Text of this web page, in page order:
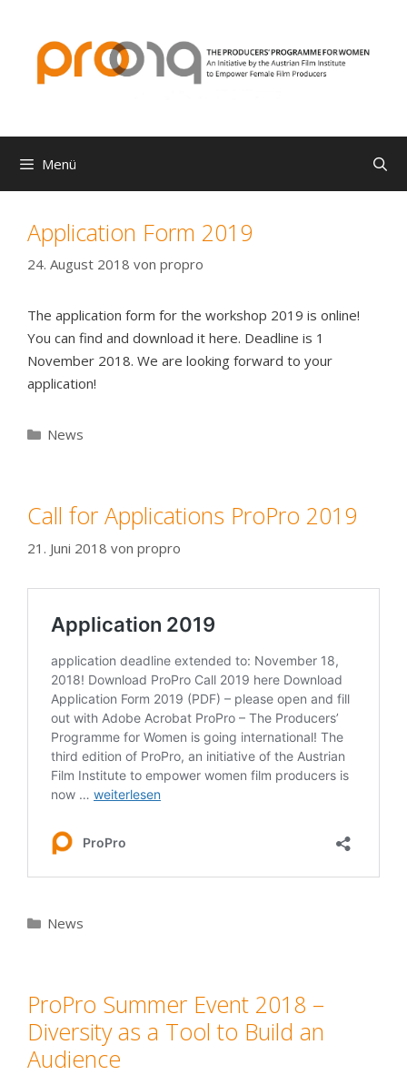
springen
Menü
Application Form 2019
24. August 2018 von propro
The application form for the workshop 2019 is online!
You can find and download it here. Deadline is 1
November 2018. We are looking forward to your
application!
Kategorien
News
Call for Applications ProPro 2019
21. Juni 2018 von propro
Kategorien
News
ProPro Summer Event 2018 –
Diversity as a Tool to Build an
Audience